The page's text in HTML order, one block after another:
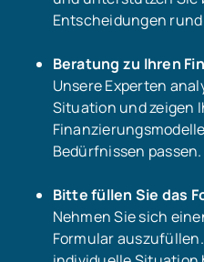
Entscheidungen
Beratung zu Ihren
Unsere Experten
Situation und zeigen
Bedürfnissen passen.
Bitte füllen Sie das
Nehmen Sie sich
Formular